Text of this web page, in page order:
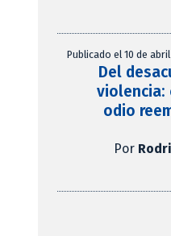
Publicado el 10 de
Del
violencia:
odio
Por